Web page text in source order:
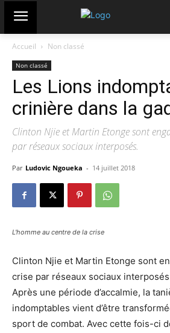
Accueil Non classé
Non classé
Les Lions
crinière dans la
Clinton Njie et Martin Etonge sont
par réseaux sociaux interposés.
Par Ludovic Ngoueka - 14 juillet 2018
L'homme au centre de la crise
Clinton Njie et Martin Etonge sont
crise par réseaux sociaux
Après une période d’accalmie, la
indomptables vient d’être
sport de combat. Avec cette fois-ci